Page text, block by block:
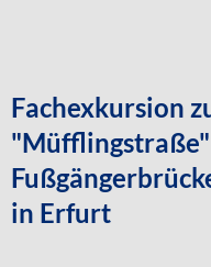
Fachexkursion
in Erfurt